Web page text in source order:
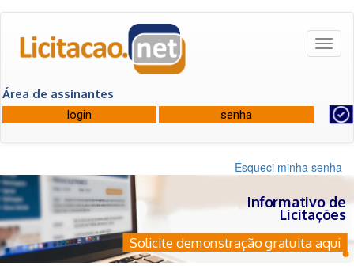
Área de assinantes
Esqueci minha senha
Informativo de
Licitações
Solicite demonstração gratuita aqui